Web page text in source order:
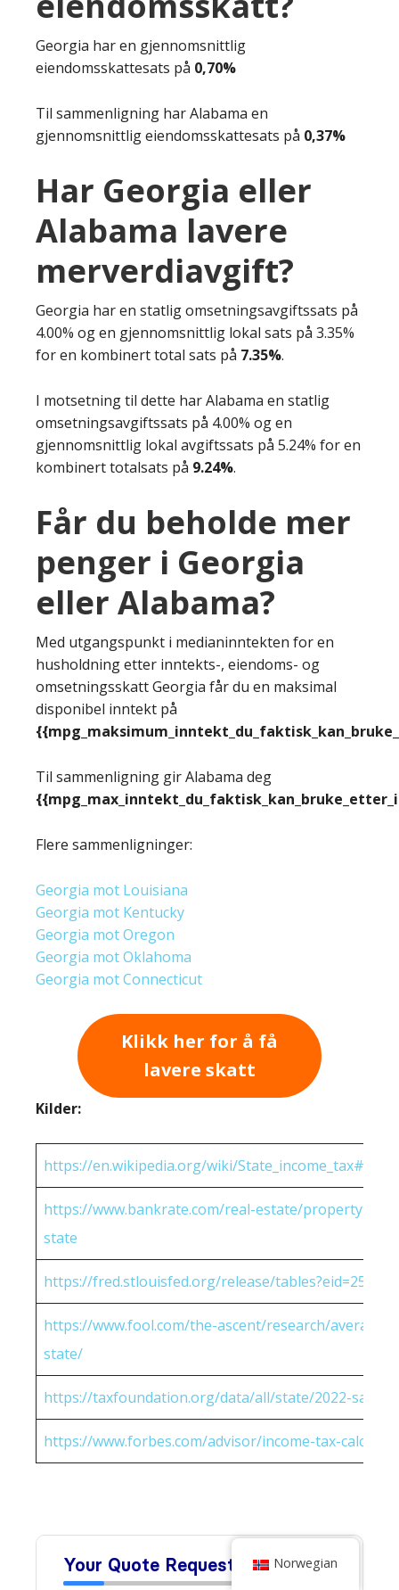
Georgia har en gjennomsnittlig
eiendomsskattesats på 0,70%
Til sammenligning har Alabama en
gjennomsnittlig eiendomsskattesats på 0,37%
Har Georgia eller
Alabama lavere
merverdiavgift?
Georgia har en statlig omsetningsavgiftssats på
4.00% og en gjennomsnittlig lokal sats på 3.35%
for en kombinert total sats på 7.35%.
I motsetning til dette har Alabama en statlig
omsetningsavgiftssats på 4.00% og en
gjennomsnittlig lokal avgiftssats på 5.24% for en
kombinert totalsats på 9.24%.
Får du beholde mer
penger i Georgia
eller Alabama?
Med utgangspunkt i medianinntekten for en
husholdning etter inntekts-, eiendoms- og
omsetningsskatt Georgia får du en maksimal
disponibel inntekt på
Til sammenligning gir Alabama deg
Flere sammenligninger:
Georgia mot Louisiana
Georgia mot Kentucky
Georgia mot Oregon
Georgia mot Oklahoma
Georgia mot Connecticut
Klikk her for å få
lavere skatt
Kilder:
https://en.wikipedia.org/wiki/
https://www.bankrate.com/real-estate/property-
state
https://fred.stlouisfed.org/release/
https://www.fool.com/the-ascent/research/average-
state/
https://taxfoundation.org/data/all/state/2022-sales-
https://www.forbes.com/advisor/income-tax-
Norwegian